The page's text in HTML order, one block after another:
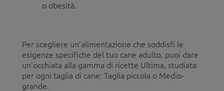
o obesità.
Per scegliere un’alimentazione che soddisfi le
esigenze specifiche del tuo cane adulto, puoi dare
un'occhiata alla gamma di ricette Ultima, studiata
per ogni taglia di cane: Taglia piccola o Medio-
grande.